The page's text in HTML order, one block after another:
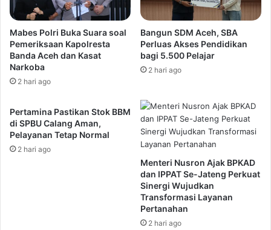
Mabes Polri Buka Suara soal
Pemeriksaan Kapolresta
Banda Aceh dan Kasat
Narkoba
2 hari ago
Bangun SDM Aceh, SBA
Perluas Akses Pendidikan
bagi 5.500 Pelajar
2 hari ago
Pertamina Pastikan Stok BBM
di SPBU Calang Aman,
Pelayanan Tetap Normal
2 hari ago
Menteri Nusron Ajak BPKAD
dan IPPAT Se-Jateng Perkuat
Sinergi Wujudkan
Transformasi Layanan
Pertanahan
2 hari ago